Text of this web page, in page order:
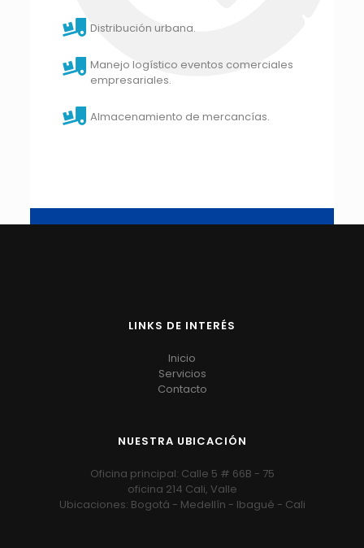
Distribución urbana.
Manejo logístico eventos comerciales
empresariales.
Almacenamiento de mercancías.
LINKS DE INTERÉS
Inicio
Servicios
Contacto
NUESTRA UBICACIÓN
Oficina principal: Calle 5 # 66B - 75
oficina 214 Cali, Valle
Ubicaciones: Bogotá - Medellín - Ibagué - Cali